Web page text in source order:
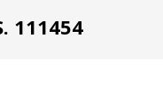
111454